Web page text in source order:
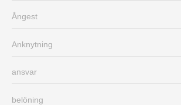
Ångest
Anknytning
ansvar
belöning